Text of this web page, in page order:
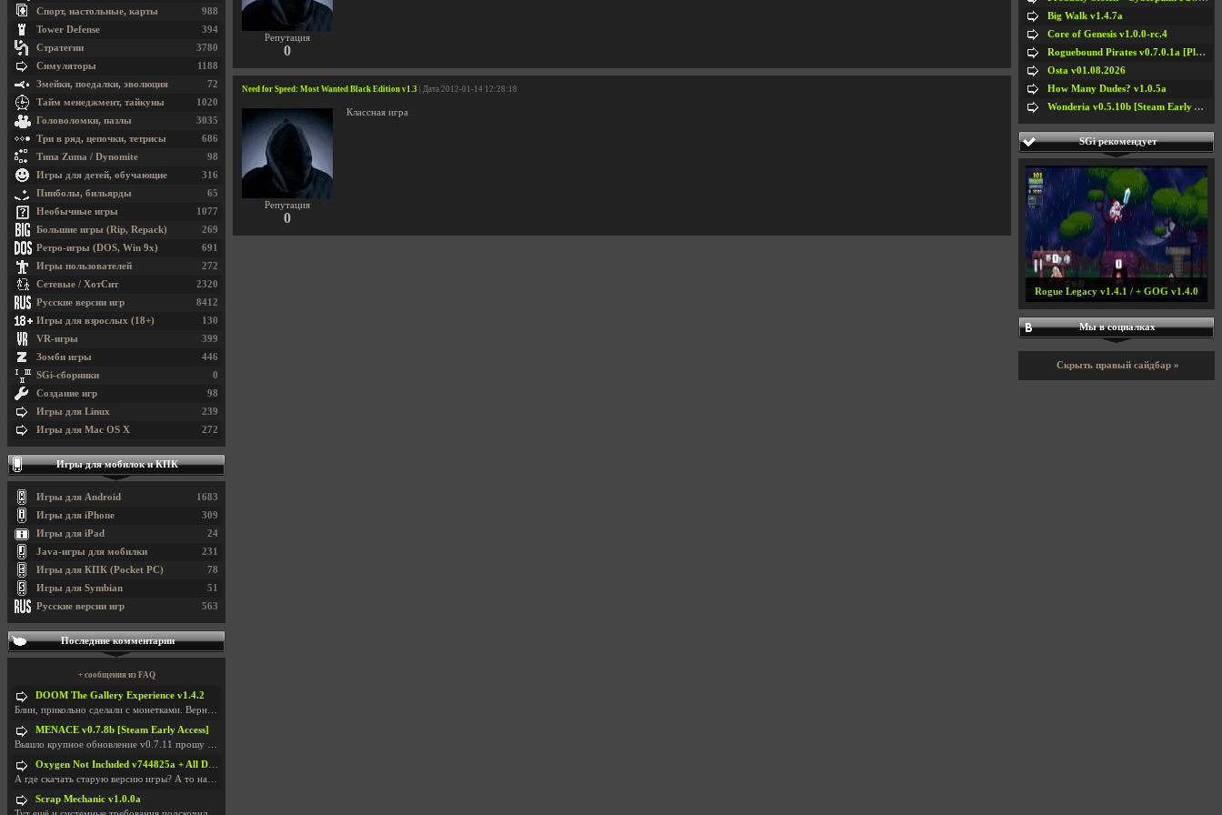
Репутация
0
Need for Speed: Most Wanted Black Edition v1.3 | Дата 2012-01-14 12:28:18
Репутация
0
Классная игра
988
Спорт, настольные, карты
394
Tower Defense
3780
Стратегии
1188
Симуляторы
72
Змейки, поедалки, эволюция
1020
Тайм менеджмент, тайкуны
3035
Головоломки, пазлы
686
Три в ряд, цепочки, тетрисы
98
Типа Zuma / Dynomite
316
Игры для детей, обучающие
65
Пинболы, бильярды
1077
Необычные игры
269
Большие игры (Rip, Repack)
691
Ретро-игры (DOS, Win 9x)
272
Игры пользователей
2320
Сетевые / ХотСит
8412
Русские версии игр
130
Игры для взрослых (18+)
399
VR-игры
446
Зомби игры
0
SGi-сборники
98
Создание игр
239
Игры для Linux
272
Игры для Mac OS X
Игры для мобилок и КПК
1683
Игры для Android
309
Игры для iPhone
24
Игры для iPad
231
Java-игры для мобилки
78
Игры для КПК (Pocket PC)
51
Игры для Symbian
563
Русские версии игр
Последние комментарии
+ сообщения из FAQ
DOOM The Gallery Experience v1.4.2
Блин, прикольно сделали с монетками. Вернулся в св
MENACE v0.7.8b [Steam Early Access]
Вышло крупное обновление v0.7.11 прошу обновить
Oxygen Not Included v744825a + All DLC
А где скачать старую версию игры? А то на новой но
Scrap Mechanic v1.0.0a
Big Walk v1.4.7a
Core of Genesis v1.0.0-rc.4
Roguebound Pirates v0.7.0.1a [Playtest]
Osta v01.08.2026
How Many Dudes? v1.0.5a
Wonderia v0.5.10b [Steam Early Access]
SGi рекомендует
Rogue Legacy v1.4.1 / + GOG v1.4.0
Мы в социалках
Скрыть правый сайдбар »